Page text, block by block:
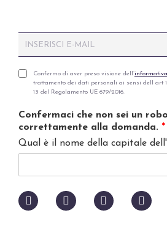
m
iP
v
a
y
i
c
Confermo di aver preso visione dell’
trattamento dei dati personali ai sensi dell art
13 del Regolamento UE 679/2016.
Confermaci che non sei un
correttamente alla domanda. *
Qual è il nome della capitale